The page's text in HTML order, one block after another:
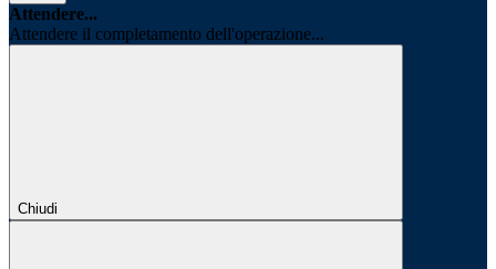
Attendere...
Attendere il completamento dell'operazione...
Chiudi